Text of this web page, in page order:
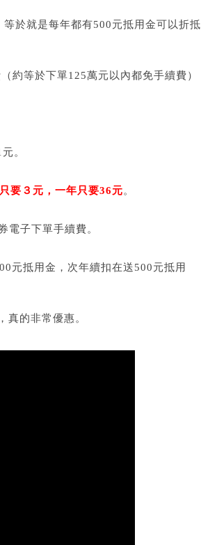
於就是每年都有500元抵用金可以折抵
約等於下單125萬元以內都免手續費）
。
要３元，一年只要36元。
電子下單手續費。
元抵用金，次年續扣在送500元抵用
真的非常優惠。